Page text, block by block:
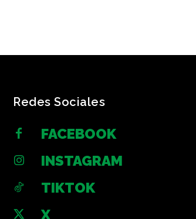
Redes Sociales
FACEBOOK
INSTAGRAM
TIKTOK
X